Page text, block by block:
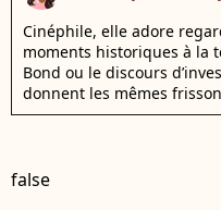
Cinéphile, elle adore
moments historiques à la
Bond ou le discours
donnent les mêmes
false